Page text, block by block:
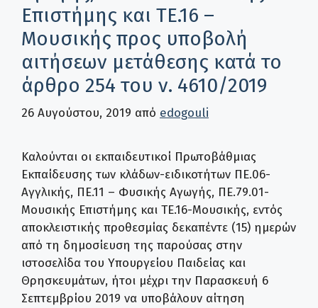
Επιστήμης και ΤΕ.16 –
Μουσικής προς υποβολή
αιτήσεων μετάθεσης κατά το
άρθρο 254 του ν. 4610/2019
26 Αυγούστου, 2019 από edogouli
Καλούνται οι εκπαιδευτικοί Πρωτοβάθμιας
Εκπαίδευσης των κλάδων-ειδικοτήτων ΠΕ.06-
Αγγλικής, ΠΕ.11 – Φυσικής Αγωγής, ΠΕ.79.01-
Μουσικής Επιστήμης και ΤΕ.16-Μουσικής, εντός
αποκλειστικής προθεσμίας δεκαπέντε (15) ημερών
από τη δημοσίευση της παρούσας στην
ιστοσελίδα του Υπουργείου Παιδείας και
Θρησκευμάτων, ήτοι μέχρι την Παρασκευή 6
Σεπτεμβρίου 2019 να υποβάλουν αίτηση